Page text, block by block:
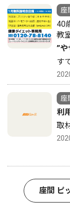
座
40
教
”
す
座
利
取
座間 ピ